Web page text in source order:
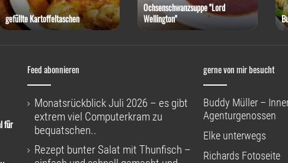
gefüllte Kartoffeltaschen
Ochsenschwanzsuppe "Lord
Wellington"
für
Feed abonnieren
Monatsrückblick Juli 2026 – es gibt
extrem viel Computerkram zu
bequatschen..
Rezept bunter Salat mit Thunfisch –
gerne von mir besucht
Buddy Müller –
Agenturgenossen
Elke unterwegs
Richards Fotoseite